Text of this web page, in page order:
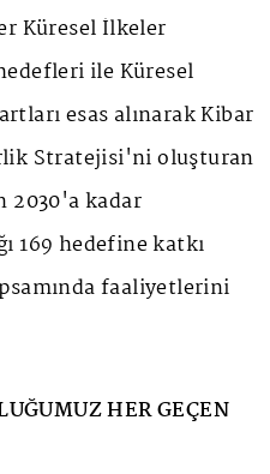
Küresel İlkeler
ile Küresel
esas alınarak Kibar
Stratejisi'ni oluşturan
2030'a kadar
169 hedefine katkı
faaliyetlerini
HER GEÇEN